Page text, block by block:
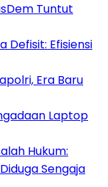
Tuntut
Defisit: Efisiensi
Era Baru
Laptop
Hukum:
Sengaja